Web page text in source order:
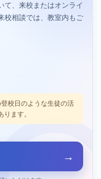
て、来校またはオンライ
校相談では、教室内もご
校日のような生徒の活
ます。
→